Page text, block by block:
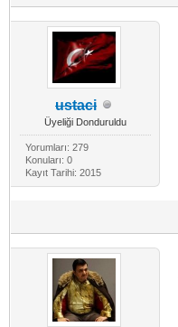
ustaci
Üyeliği Donduruldu
Yorumları: 279
Konuları: 0
Kayıt Tarihi: 2015